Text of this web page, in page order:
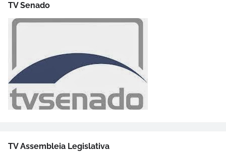
TV Senado
TV Assembleia Legislativa